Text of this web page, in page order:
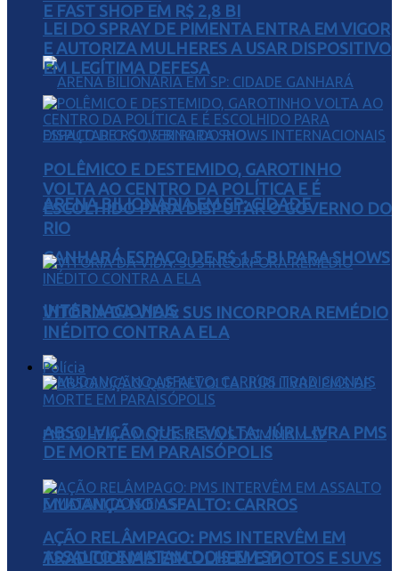
E FAST SHOP EM R$ 2,8 BI
ARENA BILIONÁRIA EM SP: CIDADE
GANHARÁ ESPAÇO DE R$ 1,5 BI PARA SHOWS
INTERNACIONAIS
MUDANÇA NO ASFALTO: CARROS
TRADICIONAIS ENCOLHEM E MOTOS E SUVS
LEI DO SPRAY DE PIMENTA ENTRA EM VIGOR
E AUTORIZA MULHERES A USAR DISPOSITIVO
EM LEGÍTIMA DEFESA
POLÊMICO E DESTEMIDO, GAROTINHO
VOLTA AO CENTRO DA POLÍTICA E É
ESCOLHIDO PARA DISPUTAR O GOVERNO DO
RIO
VITÓRIA DA VIDA: SUS INCORPORA REMÉDIO
INÉDITO CONTRA A ELA
Polícia
ABSOLVIÇÃO QUE REVOLTA: JÚRI LIVRA PMS
DE MORTE EM PARAISÓPOLIS
AÇÃO RELÂMPAGO: PMS INTERVÊM EM
ASSALTO E MATAM DOIS EM SP